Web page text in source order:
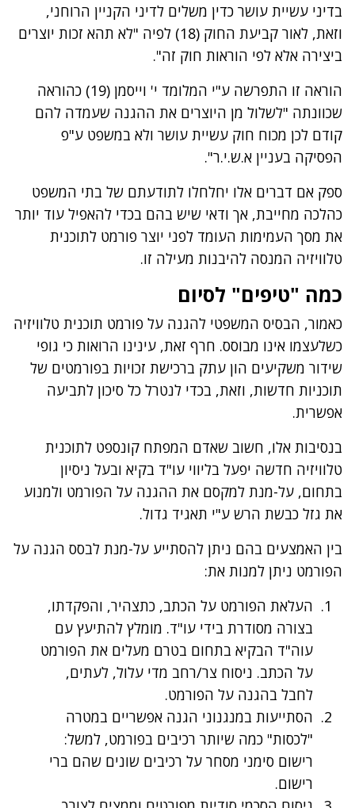
בדיני עשיית עושר כדין משלים לדיני הקניין הרוחני,
וזאת, לאור קביעת החוק (18) לפיה "לא תהא זכות יוצרים
ביצירה אלא לפי הוראות חוק זה".
הוראה זו התפרשה ע"י המלומד י' וייסמן (19) כהוראה
שכוונתה "לשלול מן היוצרים את ההגנה שעמדה להם
קודם לכן מכוח חוק עשיית עושר ולא במשפט ע"פ
הפסיקה בעניין א.ש.י.ר".
ספק אם דברים אלו יחלחלו לתודעתם של בתי המשפט
כהלכה מחייבת, אך ודאי שיש בהם בכדי להאפיל עוד יותר
את מסך העמימות העומד לפני יוצר פורמט לתוכנית
טלוויזיה המנסה להיבנות מעילה זו.
כמה "טיפים" לסיום
כאמור, הבסיס המשפטי להגנה על פורמט תוכנית טלוויזיה
כשלעצמו אינו מבוסס. חרף זאת, עינינו הרואות כי גופי
שידור משקיעים הון עתק ברכישת זכויות בפורמטים של
תוכניות חדשות, וזאת, בכדי לנטרל כל סיכון לתביעה
אפשרית.
בנסיבות אלו, חשוב שאדם המפתח קונספט לתוכנית
טלוויזיה חדשה יפעל בליווי עו"ד בקיא ובעל ניסיון
בתחום, על-מנת למקסם את ההגנה על הפורמט ולמנוע
את גזל כבשת הרש ע"י תאגיד גדול.
בין האמצעים בהם ניתן להסתייע על-מנת לבסס הגנה על
הפורמט ניתן למנות את:
העלאת הפורמט על הכתב, כתצהיר, והפקדתו,
בצורה מסודרת בידי עו"ד. מומלץ להתיעץ עם
עוה"ד הבקיא בתחום בטרם מעלים את הפורמט
על הכתב. ניסוח צר/רחב מדי עלול, לעתים,
לחבל בהגנה על הפורמט.
הסתייעות במנגנוני הגנה אפשריים במטרה
"לכסות" כמה שיותר רכיבים בפורמט, למשל:
רישום סימני מסחר על רכיבים שונים שהם ברי
רישום.